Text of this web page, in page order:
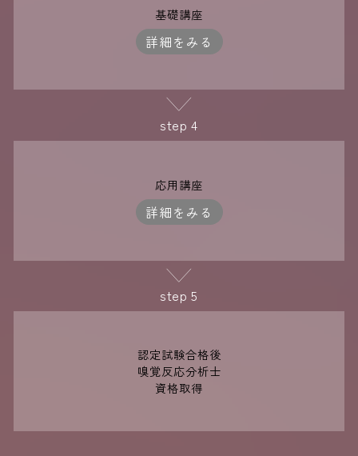
基礎講座
詳細をみる
step 4
応用講座
詳細をみる
step 5
認定試験合格後
嗅覚反応分析士
資格取得